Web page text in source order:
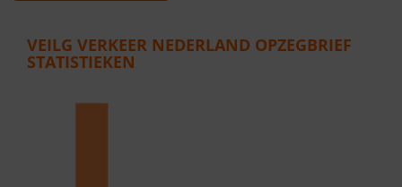
VEILG VERKEER NEDERLAND OPZEGBRIEF
STATISTIEKEN